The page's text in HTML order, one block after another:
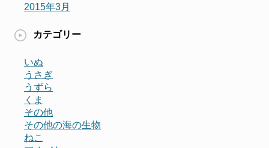
2015年3月
カテゴリー
いぬ
うさぎ
うずら
くま
その他
その他の海の生物
ねこ